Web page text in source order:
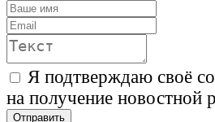
Я подтверждаю своё
на получение новостной